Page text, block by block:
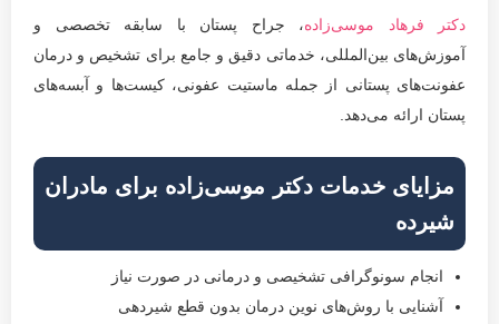
دکتر فرهاد موسی‌زاده، جراح پستان با سابقه تخصصی و
آموزش‌های بین‌المللی، خدماتی دقیق و جامع برای تشخیص و درمان
عفونت‌های پستانی از جمله ماستیت عفونی، کیست‌ها و آبسه‌های
پستان ارائه می‌دهد.
مزایای خدمات دکتر موسی‌زاده برای مادران
شیرده
انجام سونوگرافی تشخیصی و درمانی در صورت نیاز
آشنایی با روش‌های نوین درمان بدون قطع شیردهی